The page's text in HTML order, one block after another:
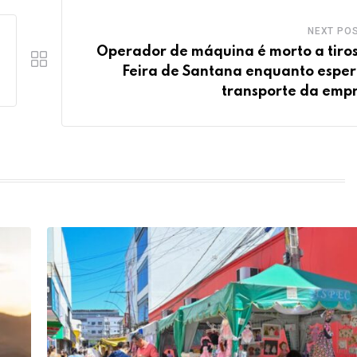
NEXT
Operador de máquina é morto a
Feira de Santana enquanto
transporte da